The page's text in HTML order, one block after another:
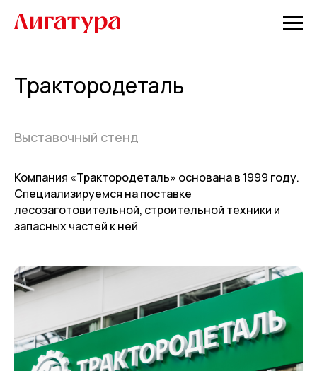
Трактородеталь
Выставочный стенд
Компания «Трактородеталь» основана в 1999 году.
Специализируемся на поставке
лесозаготовительной, строительной техники и
запасных частей к ней